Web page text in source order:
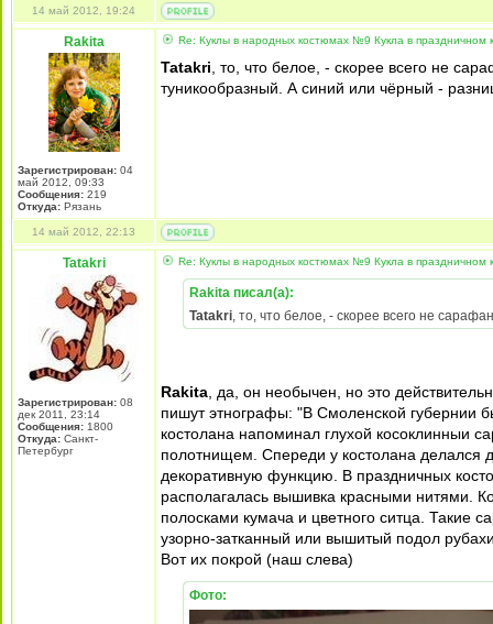
14 май 2012, 19:24
Rakita
Зарегистрирован: 04
май 2012, 09:33
Сообщения: 219
Откуда: Рязань
Re: Куклы в народных костюмах №9 Кукла в праздничном
Tatakri , то, что белое, - скорее всего не
туникообразный. А синий или чёрный -
14 май 2012, 22:13
Tatakri
Зарегистрирован: 08
дек 2011, 23:14
Сообщения: 1800
Откуда: Санкт-
Петербург
Re: Куклы в народных костюмах №9 Кукла в праздничном
Rakita писал(а):
Tatakri, то, что белое, - скорее всего не
Rakita , да, он необычен, но это
пишут этнографы: "В Смоленской губернии
костолана напоминал глухой косоклинныи
полотнищем. Спереди у костолана делался
декоративную функцию. В праздничных
располагалась вышивка красными нитями.
полосками кумача и цветного ситца. Такие
узорно-затканный или вышитый подол
Вот их покрой (наш слева)
Фото: